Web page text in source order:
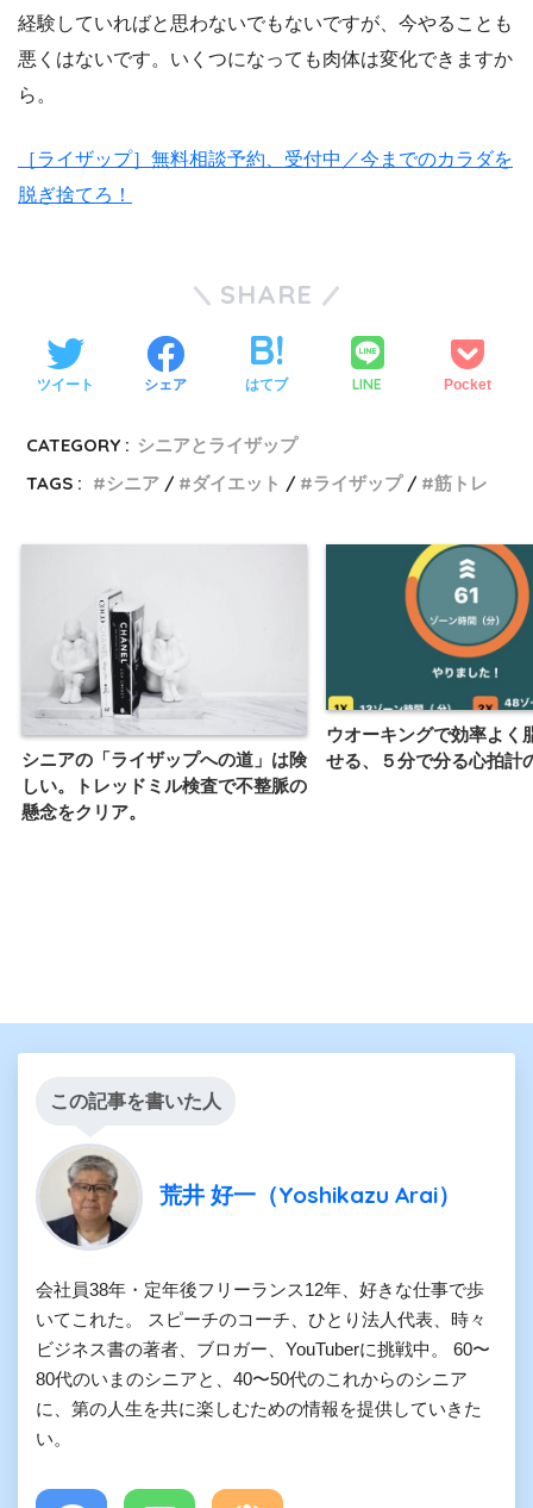
経験していればと思わないでもないですが、今やることも
悪くはないです。いくつになっても肉体は変化できますか
ら。
［ライザップ］無料相談予約、受付中／今までのカラダを
脱ぎ捨てろ！
SHARE
ツイート シェア はてブ LINE Pocket
CATEGORY : シニアとライザップ
TAGS :
シニア ダイエット ライザップ 筋トレ
シニアの「ライザップへの道」は険
しい。トレッドミル検査で不整脈の
懸念をクリア。
ウオーキングで効率よく
せる、５分で分る心拍計
この記事を書いた人
荒井 好一（Yoshikazu Arai）
会社員38年・定年後フリーランス12年、好きな仕事で歩
いてこれた。 スピーチのコーチ、ひとり法人代表、時々
ビジネス書の著者、ブロガー、YouTuberに挑戦中。 60〜
80代のいまのシニアと、40〜50代のこれからのシニア
に、第の人生を共に楽しむための情報を提供していきた
い。